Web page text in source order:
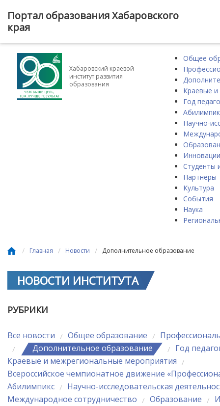
Портал образования Хабаровского
края
Хабаровский краевой
институт развития
образования
Общее
Краевые
Год
Научно-
Инновации
Студенты
Партнеры
Культура
События
Наука
/ Главная / Новости / Дополнительное образование
НОВОСТИ ИНСТИТУТА
РУБРИКИ
Все новости / Общее образование /
/ Дополнительное образование / Год
Краевые и межрегиональные мероприятия /
Всероссийское чемпионатное движение
Абилимпикс / Научно-исследовательская
Международное сотрудничество / Образование /